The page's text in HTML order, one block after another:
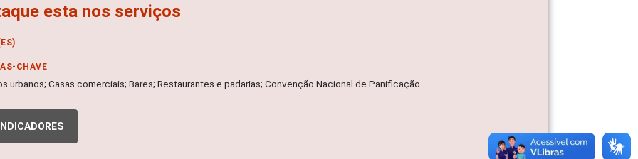
esta nos serviços
CHAVE
urbanos; Casas comerciais; Bares; Restaurantes e padarias; Convenção Nacional de Panificação
INDICADORES